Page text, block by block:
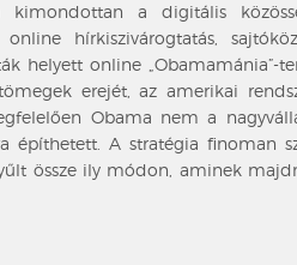
kimondottan a digitális
hírkiszivárogtatás,
helyett online „Obamamánia”-
erejét, az amerikai
Obama nem a
építhetett. A stratégia finoman
össze ily módon, aminek